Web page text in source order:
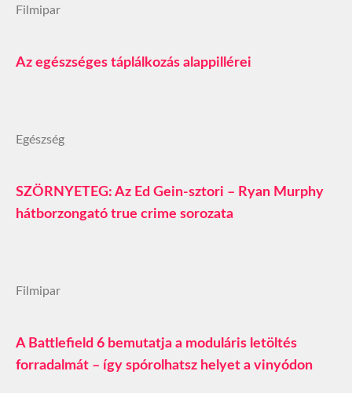
Filmipar
Az egészséges táplálkozás alappillérei
Egészség
SZÖRNYETEG: Az Ed Gein-sztori – Ryan Murphy
hátborzongató true crime sorozata
Filmipar
A Battlefield 6 bemutatja a moduláris letöltés
forradalmát – így spórolhatsz helyet a vinyódon